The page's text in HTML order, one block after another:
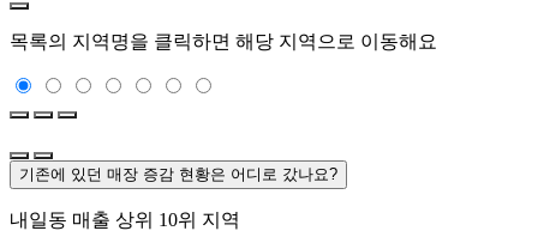
목록의 지역명을 클릭하면 해당 지역으로 이동해요
기존에 있던 매장 증감 현황은 어디로 갔나요?
내일동 매출 상위 10위 지역